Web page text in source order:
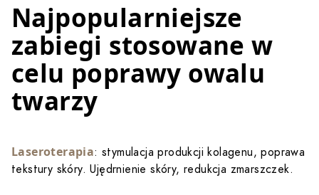
Najpopularniejsze
zabiegi stosowane w
celu poprawy owalu
twarzy
Laseroterapia: stymulacja produkcji kolagenu, poprawa
tekstury skóry. Ujędrnienie skóry, redukcja zmarszczek.